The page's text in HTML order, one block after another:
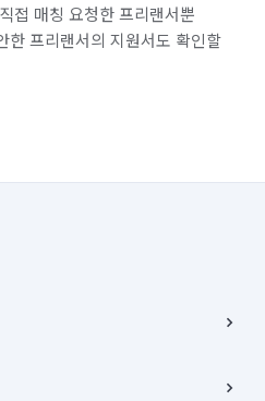
접 매칭 요청한 프리랜서뿐
한 프리랜서의 지원서도 확인할
로 6(중학동, 트윈트리빌딩) B동 5층